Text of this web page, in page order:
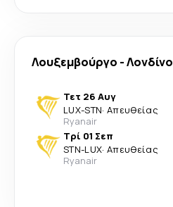
Λουξεμβούργο -Λονδίνο
Τετ 26 Αυγ
LUX-STN· Απευθείας
Ryanair
Τρί 01 Σεπ
STN-LUX· Απευθείας
Ryanair